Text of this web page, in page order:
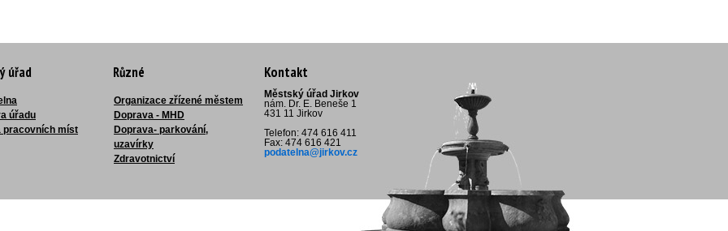
úřad
úřadu
pracovních míst
Různé
Organizace zřízené městem
Doprava - MHD
Doprava- parkování,
uzavírky
Zdravotnictví
Kontakt
Městský úřad Jirkov
nám. Dr. E. Beneše 1
431 11 Jirkov
Telefon: 474 616 411
Fax: 474 616 421
podatelna@jirkov.cz